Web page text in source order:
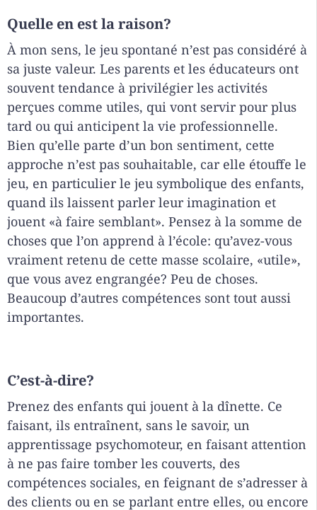
Quelle en est la raison?
À mon sens, le jeu spontané n’est pas considéré à
sa juste valeur. Les parents et les éducateurs ont
souvent tendance à privilégier les activités
perçues comme utiles, qui vont servir pour plus
tard ou qui anticipent la vie professionnelle.
Bien qu’elle parte d’un bon sentiment, cette
approche n’est pas souhaitable, car elle étouffe le
jeu, en particulier le jeu symbolique des enfants,
quand ils laissent parler leur imagination et
jouent «à faire semblant». Pensez à la somme de
choses que l’on apprend à l’école: qu’avez-vous
vraiment retenu de cette masse scolaire, «utile»,
que vous avez engrangée? Peu de choses.
Beaucoup d’autres compétences sont tout aussi
importantes.
C’est-à-dire?
Prenez des enfants qui jouent à la dînette. Ce
faisant, ils entraînent, sans le savoir, un
apprentissage psychomoteur, en faisant attention
à ne pas faire tomber les couverts, des
compétences sociales, en feignant de s’adresser à
des clients ou en se parlant entre elles, ou encore